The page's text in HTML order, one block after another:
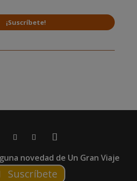
¡Suscríbete!
novedad de Un Gran Viaje
Suscríbete